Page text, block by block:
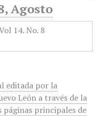
Agosto
editada por la
León a través de la
páginas principales de